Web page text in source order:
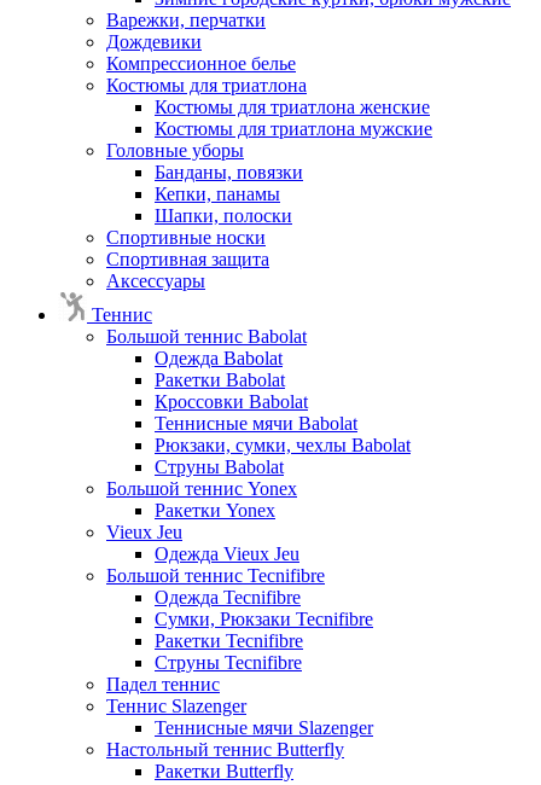
Варежки, перчатки
Дождевики
Компрессионное белье
Костюмы для триатлона
Костюмы для триатлона женские
Костюмы для триатлона мужские
Головные уборы
Банданы, повязки
Кепки, панамы
Шапки, полоски
Спортивные носки
Спортивная защита
Аксессуары
Теннис
Большой теннис Babolat
Одежда Babolat
Ракетки Babolat
Кроссовки Babolat
Теннисные мячи Babolat
Рюкзаки, сумки, чехлы Babolat
Струны Babolat
Большой теннис Yonex
Ракетки Yonex
Vieux Jeu
Одежда Vieux Jeu
Большой теннис Tecnifibre
Одежда Tecnifibre
Сумки, Рюкзаки Tecnifibre
Ракетки Tecnifibre
Струны Tecnifibre
Падел теннис
Теннис Slazenger
Теннисные мячи Slazenger
Настольный теннис Butterfly
Ракетки Butterfly